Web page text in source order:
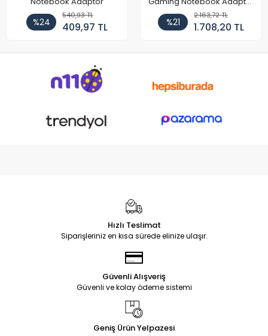
%24
540,93 TL
409,97 TL
Cihazı Şarj Aleti (150W)
%21
2.163,72 TL
1.708,20 TL
Hızlı Teslimat
Siparişleriniz en kısa sürede elinize ulaşır.
Güvenli Alışveriş
Güvenli ve kolay ödeme sistemi
Geniş Ürün Yelpazesi